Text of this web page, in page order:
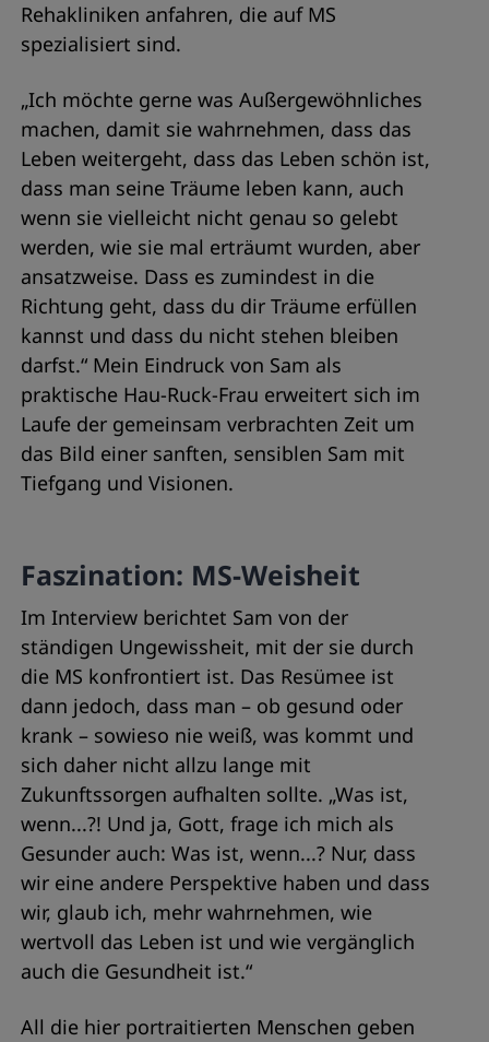
Rehakliniken anfahren, die auf MS
spezialisiert sind.
„Ich möchte gerne was Außergewöhnliches
machen, damit sie wahrnehmen, dass das
Leben weitergeht, dass das Leben schön ist,
dass man seine Träume leben kann, auch
wenn sie vielleicht nicht genau so gelebt
werden, wie sie mal erträumt wurden, aber
ansatzweise. Dass es zumindest in die
Richtung geht, dass du dir Träume erfüllen
kannst und dass du nicht stehen bleiben
darfst.“ Mein Eindruck von Sam als
praktische Hau-Ruck-Frau erweitert sich im
Laufe der gemeinsam verbrachten Zeit um
das Bild einer sanften, sensiblen Sam mit
Tiefgang und Visionen.
Faszination: MS-Weisheit
Im Interview berichtet Sam von der
ständigen Ungewissheit, mit der sie durch
die MS konfrontiert ist. Das Resümee ist
dann jedoch, dass man – ob gesund oder
krank – sowieso nie weiß, was kommt und
sich daher nicht allzu lange mit
Zukunftssorgen aufhalten sollte. „Was ist,
wenn...?! Und ja, Gott, frage ich mich als
Gesunder auch: Was ist, wenn...? Nur, dass
wir eine andere Perspektive haben und dass
wir, glaub ich, mehr wahrnehmen, wie
wertvoll das Leben ist und wie vergänglich
auch die Gesundheit ist.“
All die hier portraitierten Menschen geben